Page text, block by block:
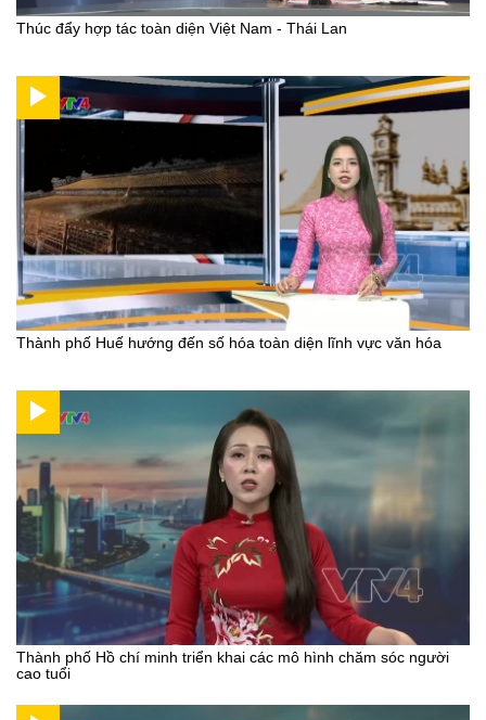
Thúc đẩy hợp tác toàn diện Việt Nam - Thái Lan
Thành phố Huế hướng đến số hóa toàn diện lĩnh vực văn hóa
Thành phố Hồ chí minh triển khai các mô hình chăm sóc người
cao tuổi